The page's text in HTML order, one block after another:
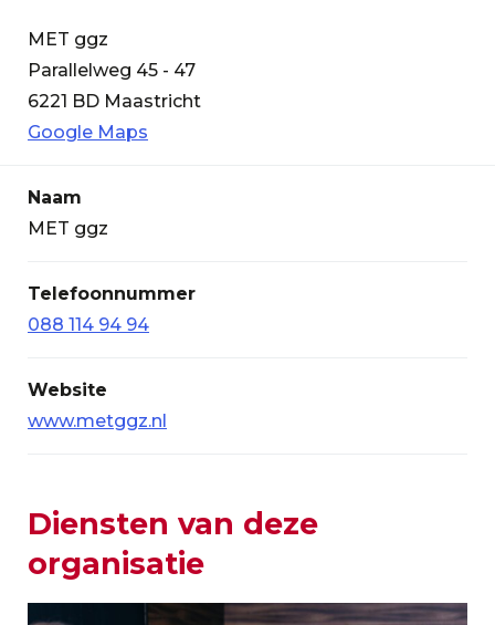
MET ggz
Parallelweg 45 - 47
6221 BD Maastricht
Google Maps
Naam
MET ggz
Telefoonnummer
088 114 94 94
Website
www.metggz.nl
Diensten van deze
organisatie